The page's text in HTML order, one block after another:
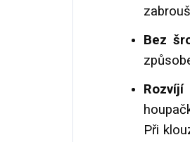
Bez
Rozvíjí
Při